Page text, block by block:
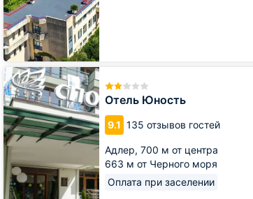
Отель Юность
9.1 135 отзывов гостей
Адлер, 700 м от центра
663 м от Черного моря
Оплата при заселении
Отель
Юность